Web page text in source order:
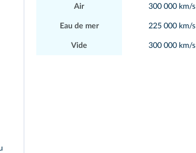
Air 300 000 km/s
Eau de mer 225 000 km/s
Vide 300 000 km/s